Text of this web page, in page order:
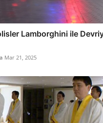
Lamborghini ile
Mar 21, 2025